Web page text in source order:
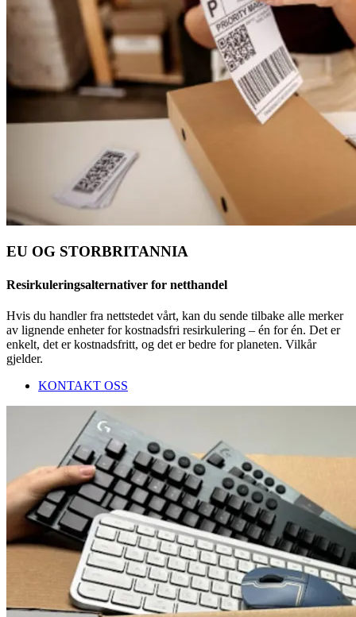
EU OG STORBRITANNIA
Resirkuleringsalternativer for netthandel
Hvis du handler fra nettstedet vårt, kan du sende tilbake alle merker
av lignende enheter for kostnadsfri resirkulering – én for én. Det er
enkelt, det er kostnadsfritt, og det er bedre for planeten. Vilkår
gjelder.
KONTAKT OSS